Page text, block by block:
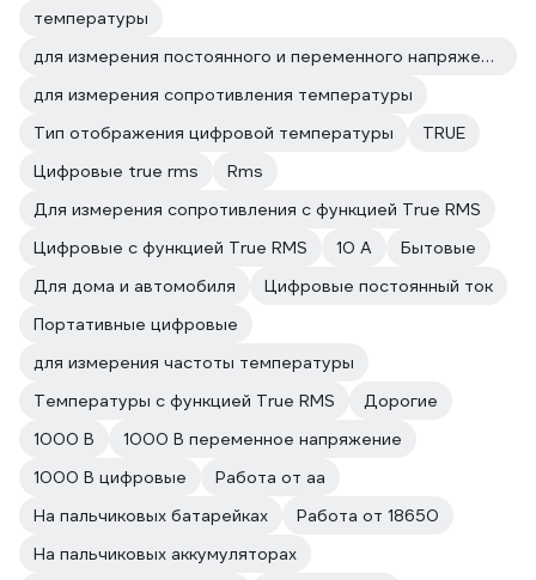
температуры
для измерения постоянного и переменного напряжения температуры
для измерения сопротивления температуры
Тип отображения цифровой температуры
TRUE
Цифровые true rms
Rms
Для измерения сопротивления с функцией True RMS
Цифровые с функцией True RMS
10 А
Бытовые
Для дома и автомобиля
Цифровые постоянный ток
Портативные цифровые
для измерения частоты температуры
Температуры с функцией True RMS
Дорогие
1000 В
1000 В переменное напряжение
1000 В цифровые
Работа от аа
На пальчиковых батарейках
Работа от 18650
На пальчиковых аккумуляторах